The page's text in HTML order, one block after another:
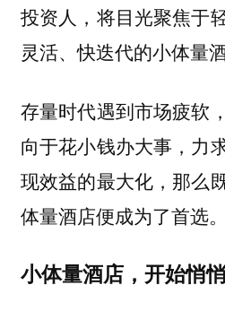
投资人，将目光聚焦于
灵活、快迭代的小体量
存量时代遇到市场疲软
向于花小钱办大事，力
现效益的最大化，那么
体量酒店便成为了首选。
小体量酒店，开始悄